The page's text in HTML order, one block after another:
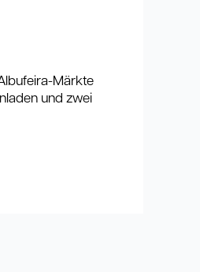
Märkte
und zwei